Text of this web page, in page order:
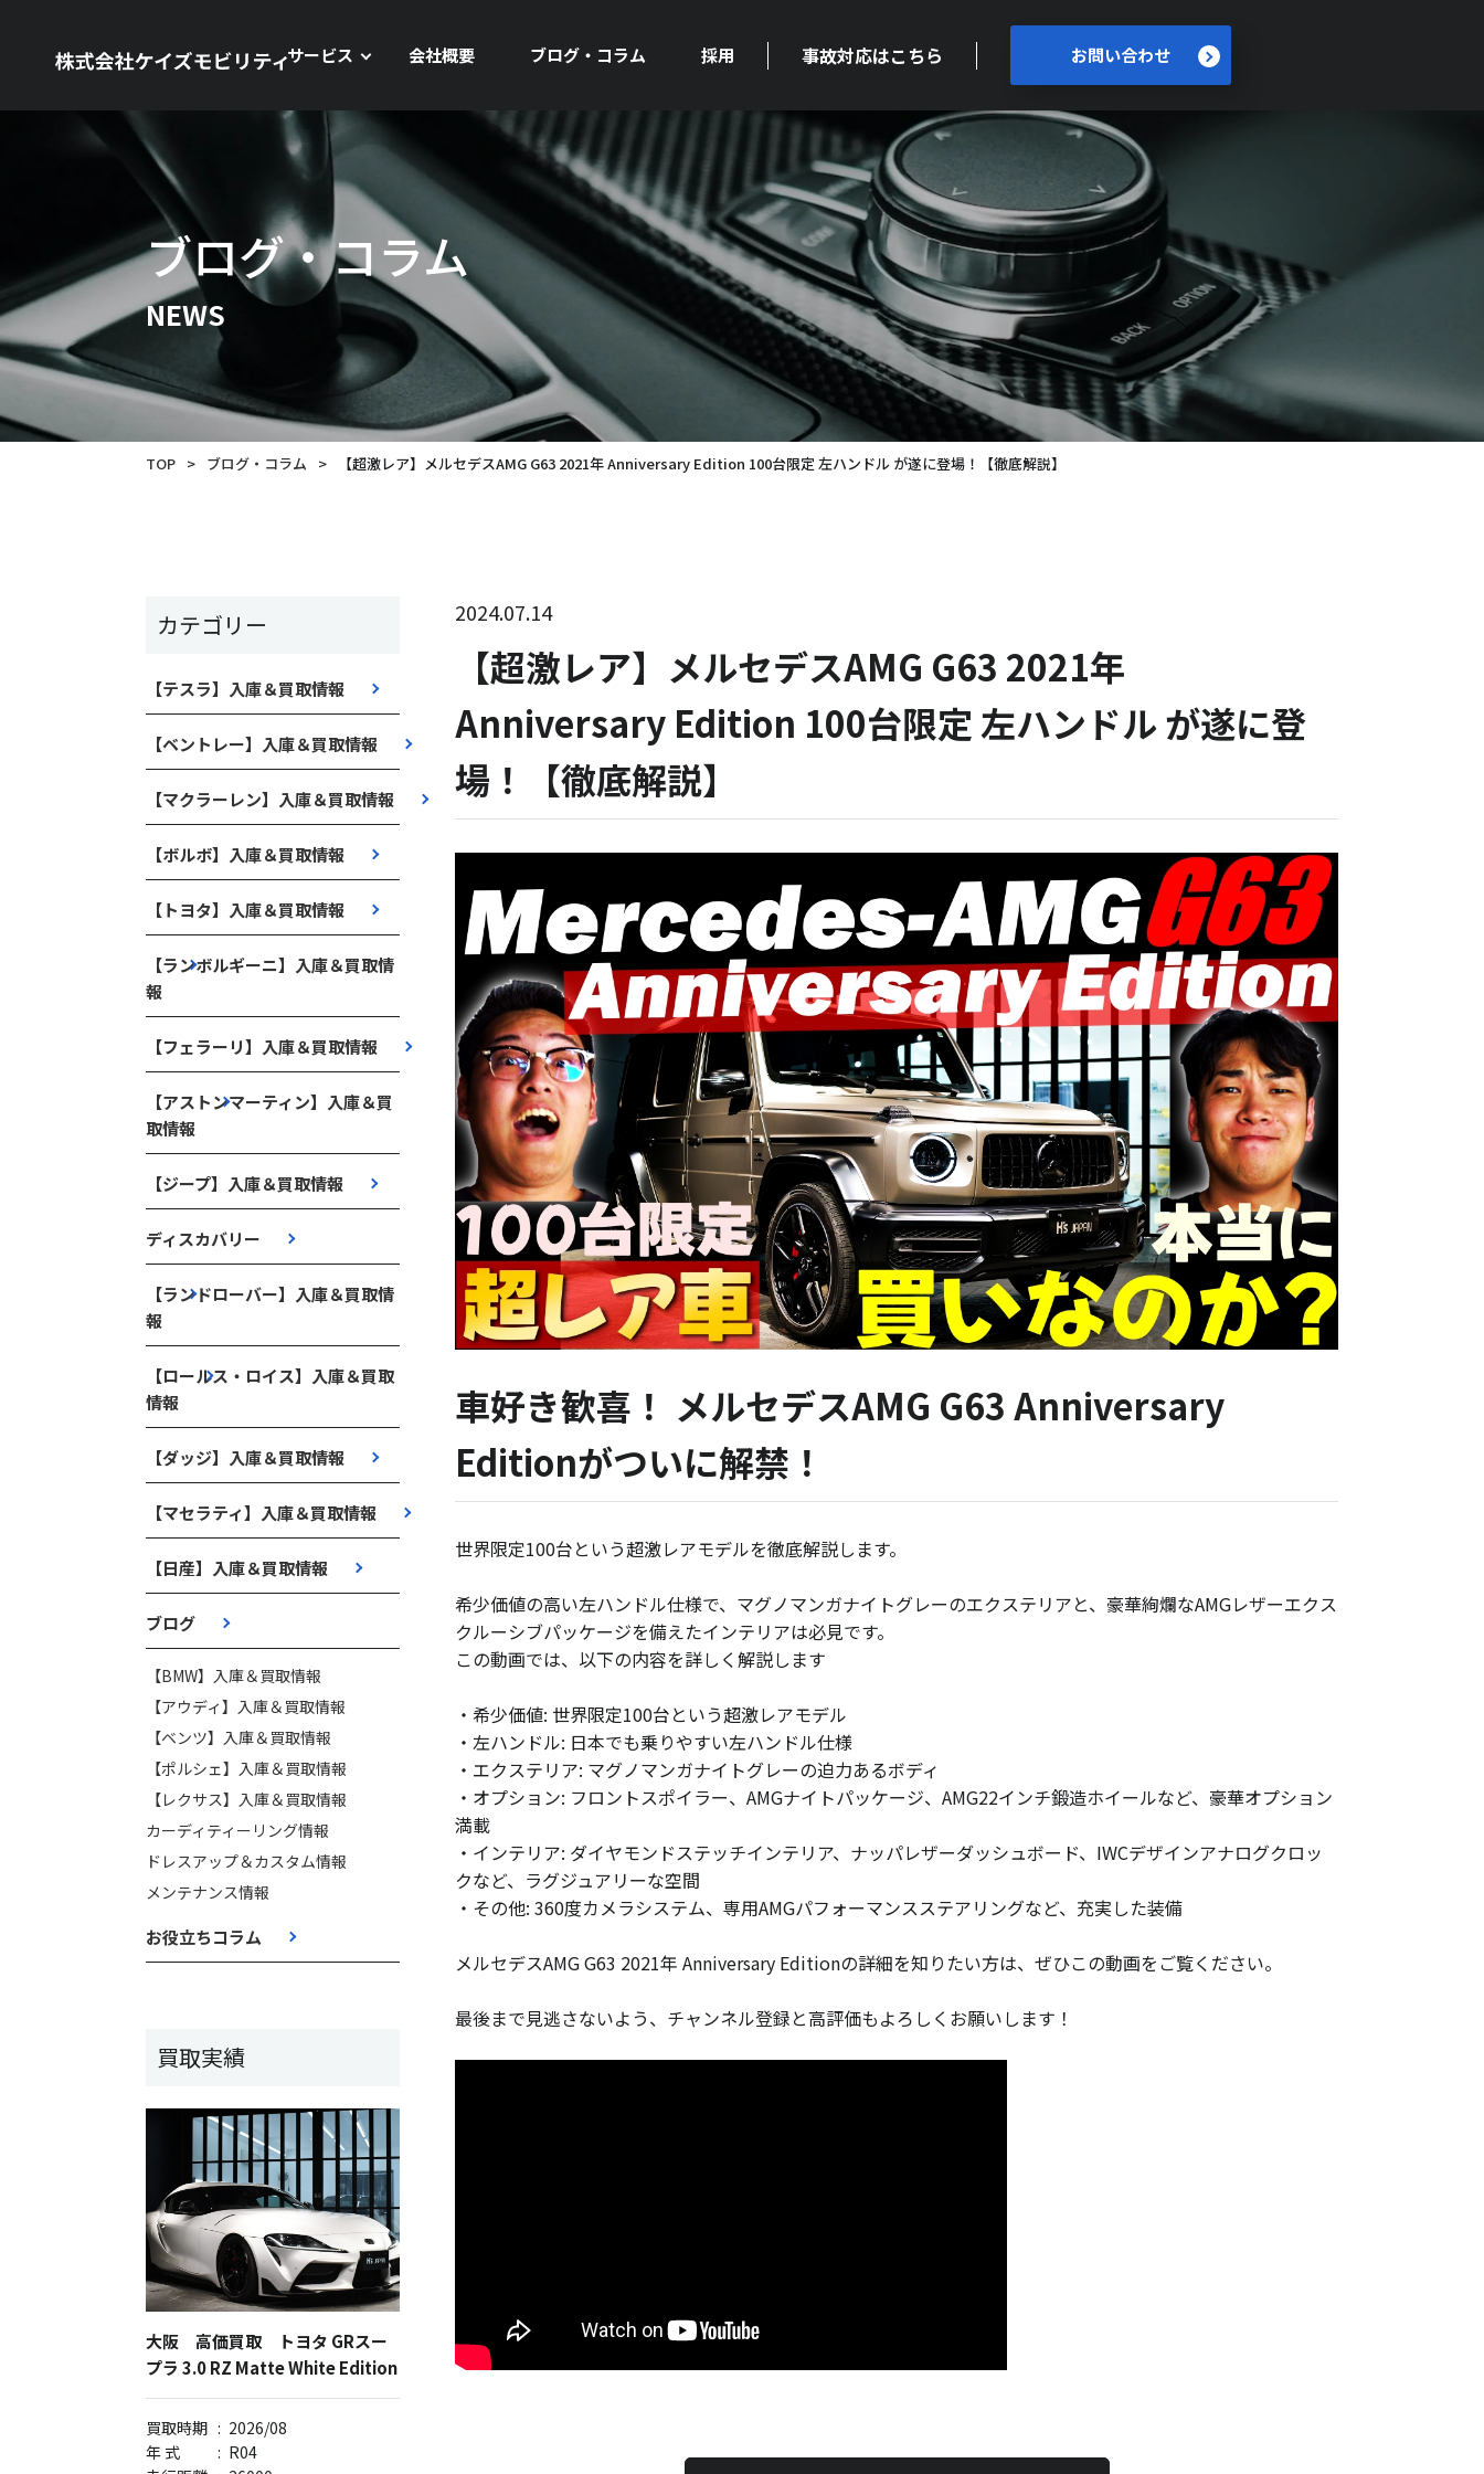
サービス 会社概要 ブログ・コラム 採用 事故対応はこちら お問い合わせ
ブログ・コラム
NEWS
TOP > ブログ・コラム > 【超激レア】メルセデスAMG G63 2021年 Anniversary Edition 100台限定 左ハンドル が遂に登場！【徹底解説】
カテゴリー
【テスラ】入庫＆買取情報
【ベントレー】入庫＆買取情報
【マクラーレン】入庫＆買取情報
【ボルボ】入庫＆買取情報
【トヨタ】入庫＆買取情報
【ランボルギーニ】入庫＆買取情
報
【フェラーリ】入庫＆買取情報
【アストンマーティン】入庫＆買
取情報
【ジープ】入庫＆買取情報
ディスカバリー
【ランドローバー】入庫＆買取情
報
【ロールス・ロイス】入庫＆買取
情報
【ダッジ】入庫＆買取情報
【マセラティ】入庫＆買取情報
【日産】入庫＆買取情報
ブログ
【BMW】入庫＆買取情報
【アウディ】入庫＆買取情報
【ベンツ】入庫＆買取情報
【ポルシェ】入庫＆買取情報
【レクサス】入庫＆買取情報
カーディティーリング情報
ドレスアップ＆カスタム情報
メンテナンス情報
お役立ちコラム
買取実績
大阪 高価買取 トヨタ GRスー
プラ 3.0 RZ Matte White Edition
買取時期 : 2026/08
年 式
: R04
2024.07.14
【超激レア】メルセデスAMG G63 2021年
Anniversary Edition 100台限定 左ハンドル が遂に登
場！【徹底解説】
車好き歓喜！ メルセデスAMG G63 Anniversary
Editionがついに解禁！
世界限定100台という超激レアモデルを徹底解説します。
希少価値の高い左ハンドル仕様で、マグノマンガナイトグレーのエクステリアと、豪華絢爛なAMGレザーエクス
クルーシブパッケージを備えたインテリアは必見です。
この動画では、以下の内容を詳しく解説します
・希少価値: 世界限定100台という超激レアモデル
・左ハンドル: 日本でも乗りやすい左ハンドル仕様
・エクステリア: マグノマンガナイトグレーの迫力あるボディ
・オプション: フロントスポイラー、AMGナイトパッケージ、AMG22インチ鍛造ホイールなど、豪華オプション
満載
・インテリア: ダイヤモンドステッチインテリア、ナッパレザーダッシュボード、IWCデザインアナログクロッ
クなど、ラグジュアリーな空間
・その他: 360度カメラシステム、専用AMGパフォーマンスステアリングなど、充実した装備
メルセデスAMG G63 2021年 Anniversary Editionの詳細を知りたい方は、ぜひこの動画をご覧ください。
最後まで見逃さないよう、チャンネル登録と高評価もよろしくお願いします！